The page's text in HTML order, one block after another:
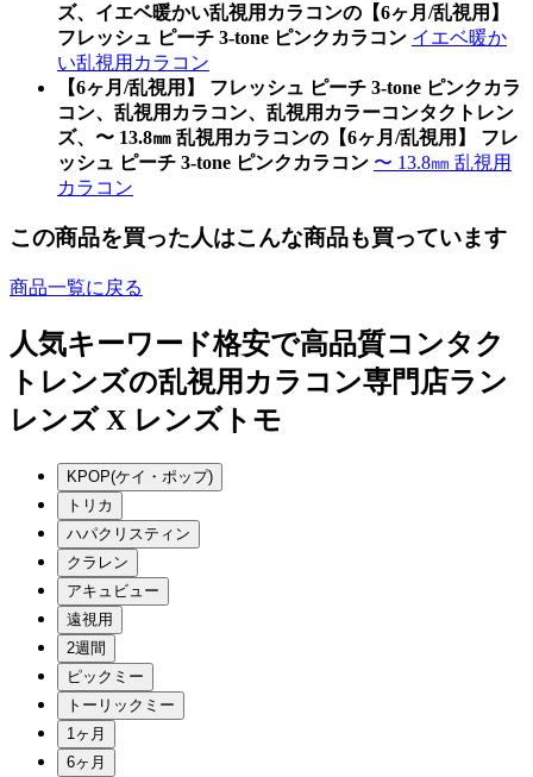
ズ、イエベ暖かい乱視用カラコンの【6ヶ月/乱視用】
フレッシュ ピーチ 3-tone ピンクカラコン イエベ暖か
い乱視用カラコン
【6ヶ月/乱視用】 フレッシュ ピーチ 3-tone ピンクカラ
コン、乱視用カラコン、乱視用カラーコンタクトレン
ズ、〜 13.8㎜ 乱視用カラコンの【6ヶ月/乱視用】 フレ
ッシュ ピーチ 3-tone ピンクカラコン 〜 13.8㎜ 乱視用
カラコン
この商品を買った人はこんな商品も買っています
商品一覧に戻る
人気キーワード格安で高品質コンタク
トレンズの乱視用カラコン専門店ラン
レンズ X レンズトモ